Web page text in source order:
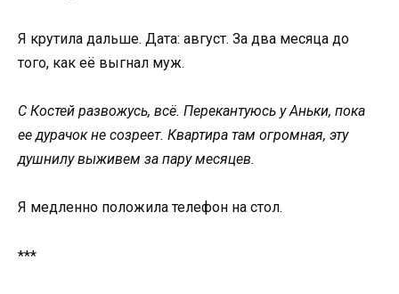
Я крутила дальше. Дата: август. За два месяца до
того, как её выгнал муж.
С Костей развожусь, всё. Перекантуюсь у Аньки, пока
ее дурачок не созреет. Квартира там огромная, эту
душнилу выживем за пару месяцев.
Я медленно положила телефон на стол.
***